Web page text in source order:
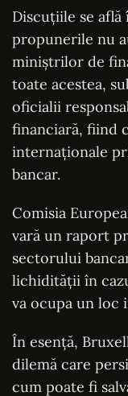
Discuțiile se
propunerile nu
miniștrilor de
toate acestea,
oficialii
financiară, fiind
internaționale
bancar.
Comisia
vară un raport
sectorului
lichidității în
va ocupa un loc
În esență,
dilemă care
cum poate fi